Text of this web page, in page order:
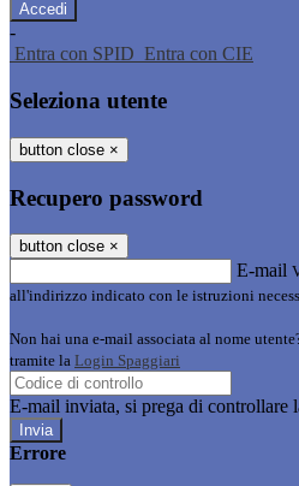
-
Entra con SPID Entra con CIE
Seleziona utente
button close ×
Recupero password
button close ×
E-mail
all'indirizzo indicato con le istruzioni
Non hai una e-mail associata al nome
tramite la Login Spaggiari
E-mail inviata, si prega di controllare
Errore